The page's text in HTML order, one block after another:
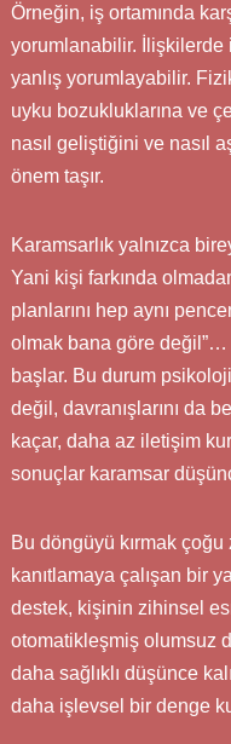
Örneğin, iş ortamında
yorumlanabilir. İlişkilerde
yanlış yorumlayabilir.
uyku bozukluklarına ve
nasıl geliştiğini ve nasıl
önem taşır.
Karamsarlık yalnızca
Yani kişi farkında
planlarını hep aynı
olmak bana göre
başlar. Bu durum
değil, davranışlarını da
kaçar, daha az iletişim
sonuçlar karamsar
Bu döngüyü kırmak
kanıtlamaya çalışan bir
destek, kişinin zihinsel
otomatikleşmiş olumsuz
daha sağlıklı düşünce
daha işlevsel bir denge